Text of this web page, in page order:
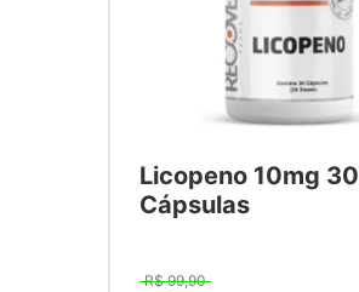
Licopeno 10mg 30
Cápsulas
R$ 99,90